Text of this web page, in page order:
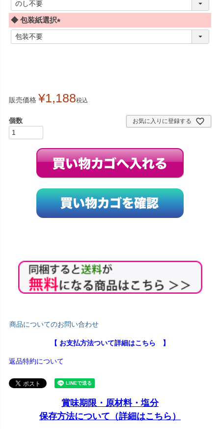
必
須
◆ 包装紙選択
必
販売価格 ¥1,188税込
お気に入りに登録する
商品についてのお問い合わせ
【 お支払方法ついて詳細はこちら 】
返品特約について
賞味期限・原材料・塩分
保存方法について（詳細はこちら）